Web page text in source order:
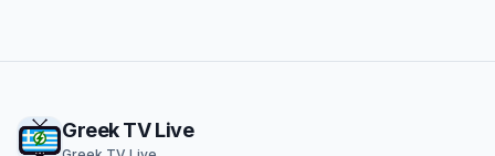
Greek TV Live
Greek TV Live